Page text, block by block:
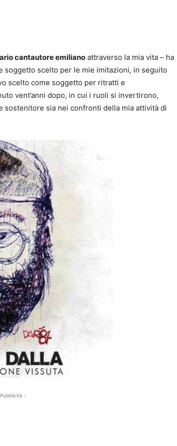
cantautore emiliano attraverso la mia vita – ha
soggetto scelto per le mie imitazioni, in seguito
scelto come soggetto per ritratti e
vent’anni dopo, in cui i ruoli si invertirono,
sostenitore sia nei confronti della mia attività di
-